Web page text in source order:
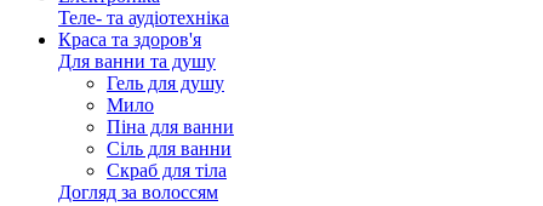
Теле- та аудіотехніка
Краса та здоров'я
Для ванни та душу
Гель для душу
Мило
Піна для ванни
Сіль для ванни
Скраб для тіла
Догляд за волоссям